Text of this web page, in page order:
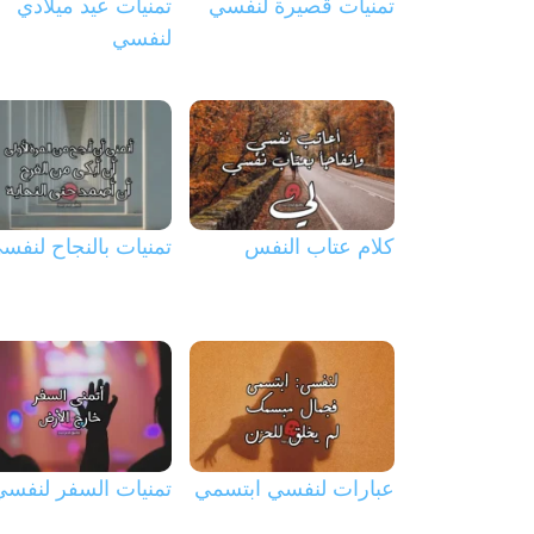
تمنيات قصيرة لنفسي
تمنيات عيد ميلادي
لنفسي
كلام عتاب النفس تمنيات بالنجاح
عبارات لنفسي ابتسمي تمنيات السفر